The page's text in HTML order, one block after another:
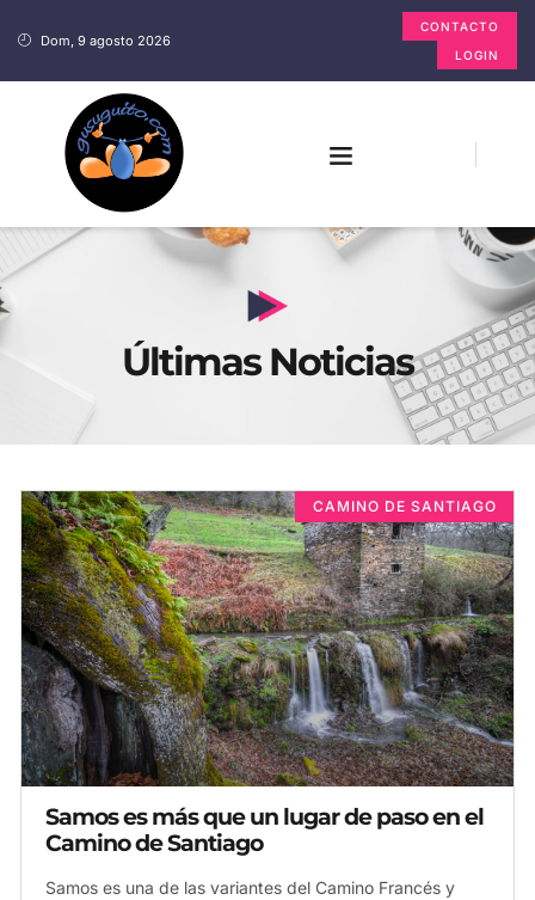
Dom, 9 agosto 2026
CONTACTO
LOGIN
Últimas Noticias
CAMINO DE SANTIAGO
Samos es más que un lugar de paso en el
Camino de Santiago
Samos es una de las variantes del Camino Francés y